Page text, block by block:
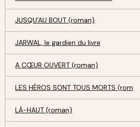
JUSQU'AU BOUT (roman)
JARWAL, le gardien du livre
A CŒUR OUVERT (roman)
LES HÉROS SONT TOUS MORTS (rom
LÀ-HAUT (roman)